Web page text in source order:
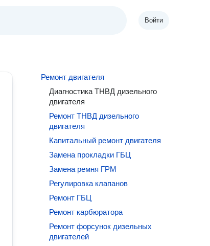
Войти
Ремонт двигателя
Диагностика ТНВД дизельного
двигателя
Ремонт ТНВД дизельного
двигателя
Капитальный ремонт двигателя
Замена прокладки ГБЦ
Замена ремня ГРМ
Регулировка клапанов
Ремонт ГБЦ
Ремонт карбюратора
Ремонт форсунок дизельных
двигателей